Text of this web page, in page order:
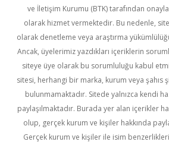
ve İletişim Kurumu (BTK) tarafından
olarak hizmet vermektedir. Bu nedenle,
olarak denetleme veya araştırma
Ancak, üyelerimiz yazdıkları içeriklerin
siteye üye olarak bu sorumluluğu kabul
sitesi, herhangi bir marka, kurum veya şahıs
bulunmamaktadır. Sitede yalnızca kendi
paylaşılmaktadır. Burada yer alan içerikler
olup, gerçek kurum ve kişiler hakkında
Gerçek kurum ve kişiler ile isim